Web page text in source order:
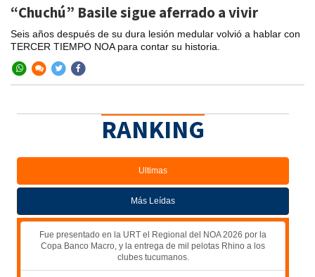
“Chuchú” Basile sigue aferrado a vivir
Seis años después de su dura lesión medular volvió a hablar con
TERCER TIEMPO NOA para contar su historia.
RANKING
Ultimas
Más Leídas
Fue presentado en la URT el Regional del NOA 2026 por la
Copa Banco Macro, y la entrega de mil pelotas Rhino a los
clubes tucumanos.